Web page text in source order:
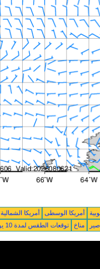
أمريكا الشمالية أمريكا الوسطى
توقعات الطقس لمدة 10 يوم مناخ